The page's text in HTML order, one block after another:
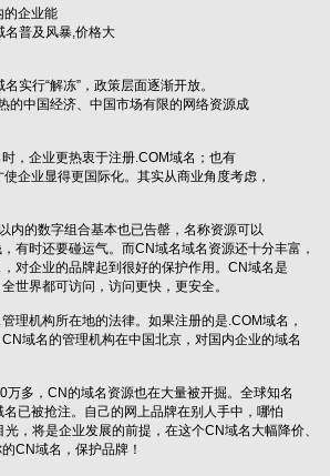
的企业能
名普及风暴,价格大
实行“解冻”，政策层面逐渐开放。
的中国经济、中国市场有限的网络资源成
，企业更热衷于注册.COM域名；也有
企业显得更国际化。其实从商业角度考虑，
内的数字组合基本也已告罄，名称资源可以
有时还要碰运气。而CN域名域名资源还十分丰富，
对企业的品牌起到很好的保护作用。CN域名是
世界都可访问，访问更快，更安全。
理机构所在地的法律。如果注册的是.COM域名，
域名的管理机构在中国北京，对国内企业的域名
多，CN的域名资源也在大量被开掘。全球知名
已被抢注。自己的网上品牌在别人手中，哪怕
，将是企业发展的前提，在这个CN域名大幅降价、
CN域名，保护品牌！